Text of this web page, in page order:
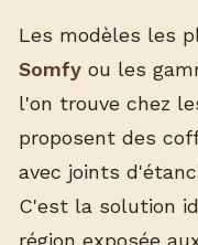
Les modèles les
Somfy ou les
l'on trouve chez
proposent des
avec joints
C'est la solution
région exposée